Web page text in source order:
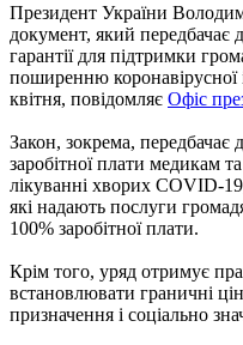
Президент України
документ, який передбачає
гарантії для підтримки
поширенню коронавірусної
квітня, повідомляє Офіс
Закон, зокрема, передбачає
заробітної плати медикам
лікуванні хворих COVID-
які надають послуги
100% заробітної плати.
Крім того, уряд отримує
встановлювати граничні
призначення і соціально